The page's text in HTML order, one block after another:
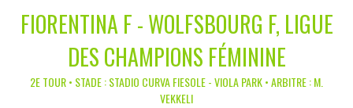
FIORENTINA F - WOLFSBOURG F, LIGUE
DES CHAMPIONS FÉMININE
2E TOUR • STADE : STADIO CURVA FIESOLE - VIOLA PARK • ARBITRE : M.
VEKKELI